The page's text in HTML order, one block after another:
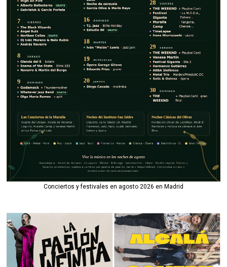
Conciertos y festivales en agosto 2026 en Madrid